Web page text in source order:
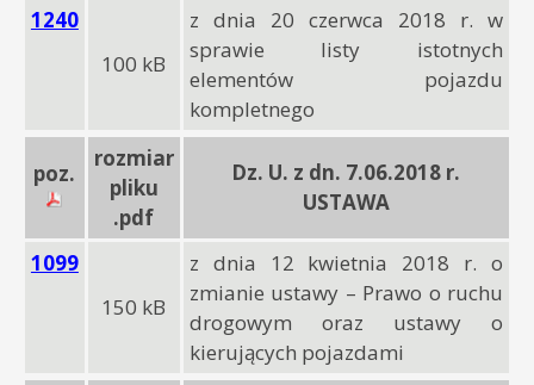
1240
100 kB
z dnia 20 czerwca 2018 r. w
sprawie listy istotnych
elementów pojazdu
kompletnego
poz.
rozmiar
pliku
.pdf
Dz. U. z dn. 7.06.2018 r.
USTAWA
1099
150 kB
z dnia 12 kwietnia 2018 r. o
zmianie ustawy – Prawo o ruchu
drogowym oraz ustawy o
kierujących pojazdami